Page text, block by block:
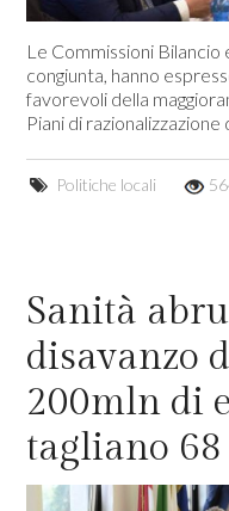
Le Commissioni Bilancio
congiunta, hanno
favorevoli della
Piani di razionalizzazione
Politiche locali
Sanità
disavanzo
200mln di
tagliano